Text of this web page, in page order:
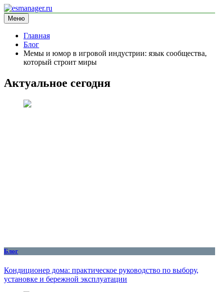
Перейти
к
содержимому
esmanager.ru
информационный сайт
Меню
Главная
Блог
Мемы и юмор в игровой индустрии: язык сообщества,
который строит миры
Актуальное сегодня
Блог
Кондиционер дома: практическое руководство по выбору,
установке и бережной эксплуатации